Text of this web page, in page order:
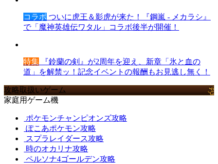
コラボ ついに虎王＆影虎が来た！『鋼嵐 - メカラシ』
で「魔神英雄伝ワタル」コラボ後半が開催！
特集 『鈴蘭の剣』が2周年を迎え、新章「氷と血の
道」を解禁ッ！記念イベントの報酬もお見逃し無く！
攻略取扱いゲーム
家庭用ゲーム機
ポケモンチャンピオンズ攻略
ぽこあポケモン攻略
スプラレイダース攻略
時のオカリナ攻略
ペルソナ4ゴールデン攻略